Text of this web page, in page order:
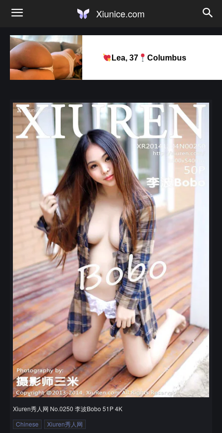
Xiunice.com
Lea, 37 Columbus
Xiuren秀人网 No.0250 李波Bobo 51P 4K
Chinese
Xiuren秀人网